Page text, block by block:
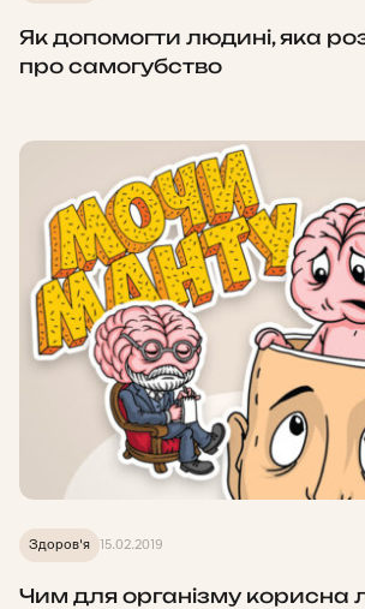
Як допомогти людині, яка
про самогубство
Здоров'я 15.02.2019
Чим для організму корисна